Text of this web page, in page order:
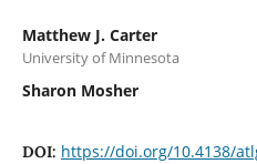
Matthew J. Carter
University of Minnesota
Sharon Mosher
DOI: https://doi.org/10.4138/